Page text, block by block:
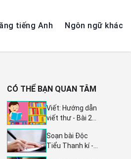
tiếng Anh Ngôn ngữ khác
CÓ THỂ BẠN QUAN TÂM
Viết: Hướng dẫn
viết thư - Bài 29
tập 2 Kết nối tri
thức với cuộc
Soạn bài Độc
Tiểu Thanh kí -